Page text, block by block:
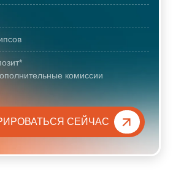
комиссии
СЕЙЧАС